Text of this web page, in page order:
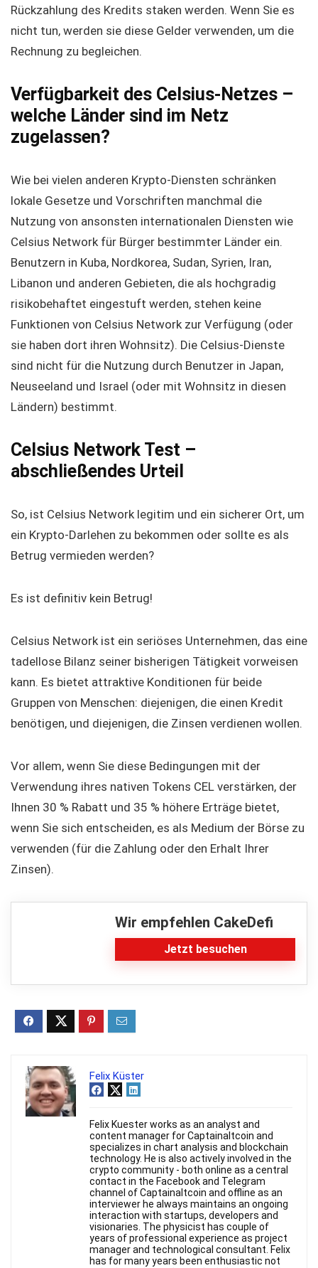
Rückzahlung des Kredits staken werden. Wenn Sie es
nicht tun, werden sie diese Gelder verwenden, um die
Rechnung zu begleichen.
Verfügbarkeit des Celsius-Netzes –
welche Länder sind im Netz
zugelassen?
Wie bei vielen anderen Krypto-Diensten schränken
lokale Gesetze und Vorschriften manchmal die
Nutzung von ansonsten internationalen Diensten wie
Celsius Network für Bürger bestimmter Länder ein.
Benutzern in Kuba, Nordkorea, Sudan, Syrien, Iran,
Libanon und anderen Gebieten, die als hochgradig
risikobehaftet eingestuft werden, stehen keine
Funktionen von Celsius Network zur Verfügung (oder
sie haben dort ihren Wohnsitz). Die Celsius-Dienste
sind nicht für die Nutzung durch Benutzer in Japan,
Neuseeland und Israel (oder mit Wohnsitz in diesen
Ländern) bestimmt.
Celsius Network Test –
abschließendes Urteil
So, ist Celsius Network legitim und ein sicherer Ort, um
ein Krypto-Darlehen zu bekommen oder sollte es als
Betrug vermieden werden?
Es ist definitiv kein Betrug!
Celsius Network ist ein seriöses Unternehmen, das eine
tadellose Bilanz seiner bisherigen Tätigkeit vorweisen
kann. Es bietet attraktive Konditionen für beide
Gruppen von Menschen: diejenigen, die einen Kredit
benötigen, und diejenigen, die Zinsen verdienen wollen.
Vor allem, wenn Sie diese Bedingungen mit der
Verwendung ihres nativen Tokens CEL verstärken, der
Ihnen 30 % Rabatt und 35 % höhere Erträge bietet,
wenn Sie sich entscheiden, es als Medium der Börse zu
verwenden (für die Zahlung oder den Erhalt Ihrer
Zinsen).
Wir empfehlen CakeDefi
Jetzt besuchen
Felix Küster
Felix Kuester works as an analyst and
content manager for Captainaltcoin and
specializes in chart analysis and blockchain
technology. He is also actively involved in the
crypto community - both online as a central
contact in the Facebook and Telegram
channel of Captainaltcoin and offline as an
interviewer he always maintains an ongoing
interaction with startups, developers and
visionaries. The physicist has couple of
years of professional experience as project
manager and technological consultant. Felix
has for many years been enthusiastic not